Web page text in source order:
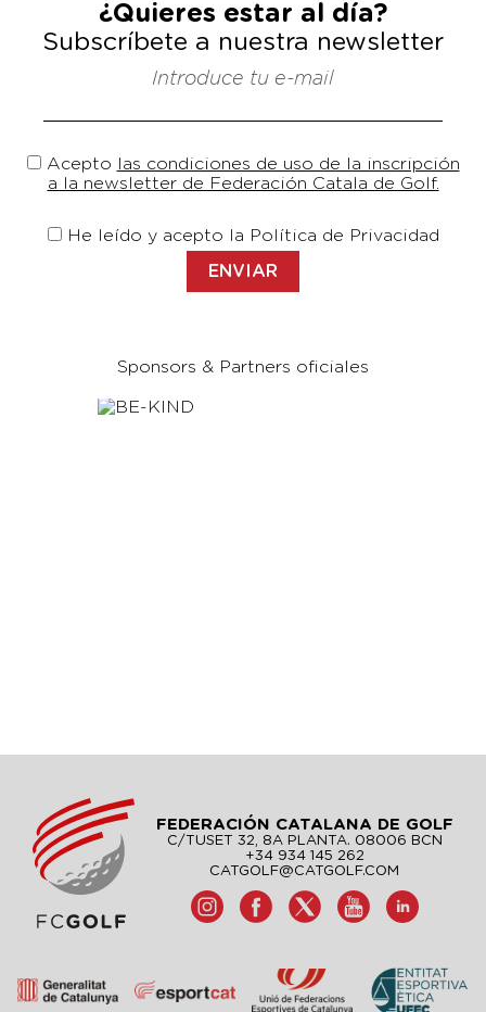
¿Quieres estar al día?
Subscríbete a nuestra newsletter
Introduce tu e-mail
Acepto las condiciones de uso de la inscripción
a la newsletter de Federación Catala de Golf.
He leído y acepto la Política de Privacidad
Sponsors & Partners oficiales
FEDERACIÓN CATALANA DE GOLF
C/TUSET 32, 8A PLANTA. 08006 BCN
+34 934 145 262
CATGOLF@CATGOLF.COM